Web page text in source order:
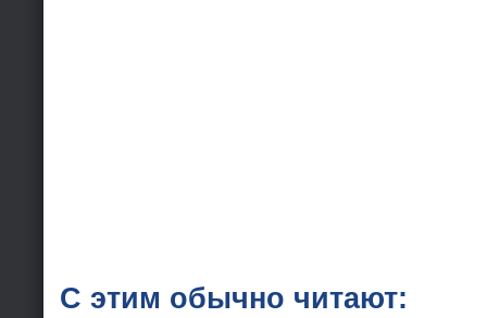
С этим обычно читают: